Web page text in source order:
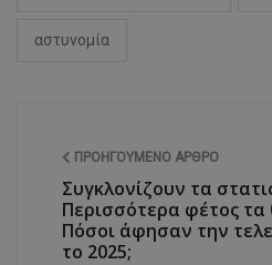
αστυνομία
ΠΡΟΗΓΟΎΜΕΝΟ ΆΡΘΡΟ
Συγκλονίζουν τα
Περισσότερα φέτος
Πόσοι άφησαν την
το 2025;